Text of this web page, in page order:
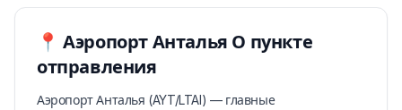
📍Аэропорт Анталья О пункте
отправления
Аэропорт Анталья (AYT/LTAI) — главные